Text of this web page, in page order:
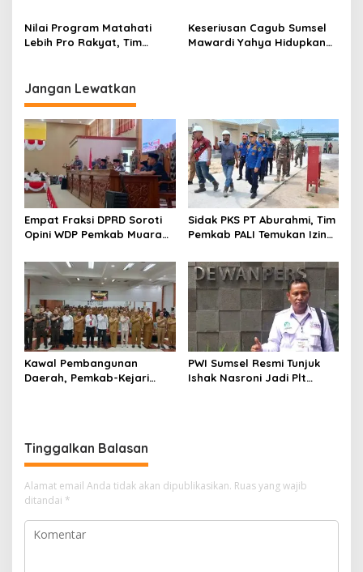
Kemenangan Matahati
Menangkan MATAHATI
Nilai Program Matahati
Lebih Pro Rakyat, Tim
Keseriusan Cagub Sumsel
Mawardi Yahya Hidupkan
Jangan Lewatkan
Empat Fraksi DPRD Soroti
Opini WDP Pemkab Muara
Kelola Keuangan
Sidak PKS PT Aburahmi, Tim
Pemkab PALI Temukan Izin
Kawal Pembangunan
Daerah, Pemkab-Kejari
PWI Sumsel Resmi Tunjuk
Ishak Nasroni Jadi Plt
Tinggalkan Balasan
Alamat email Anda tidak akan dipublikasikan. Ruas yang wajib
ditandai *